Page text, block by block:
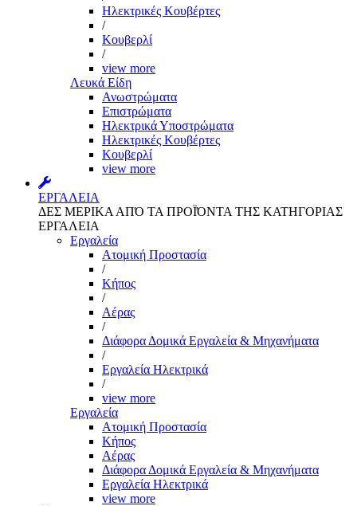
Ηλεκτρικές Κουβέρτες
/
Κουβερλί
/
view more
Λευκά Είδη
Ανωστρώματα
Επιστρώματα
Ηλεκτρικά Υποστρώματα
Ηλεκτρικές Κουβέρτες
Κουβερλί
view more
ΕΡΓΑΛΕΙΑ
ΔΕΣ ΜΕΡΙΚΑ ΑΠΌ ΤΑ ΠΡΟΪΌΝΤΑ ΤΗΣ ΚΑΤΗΓΟΡΙΑΣ
ΕΡΓΑΛΕΙΑ
Εργαλεία
Aτομική Προστασία
/
Kήπος
/
Αέρας
/
Διάφορα Δομικά Εργαλεία & Μηχανήματα
/
Εργαλεία Ηλεκτρικά
/
view more
Εργαλεία
Aτομική Προστασία
Kήπος
Αέρας
Διάφορα Δομικά Εργαλεία & Μηχανήματα
Εργαλεία Ηλεκτρικά
view more